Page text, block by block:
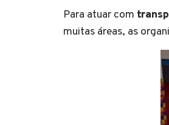
Para atuar com
muitas áreas, as